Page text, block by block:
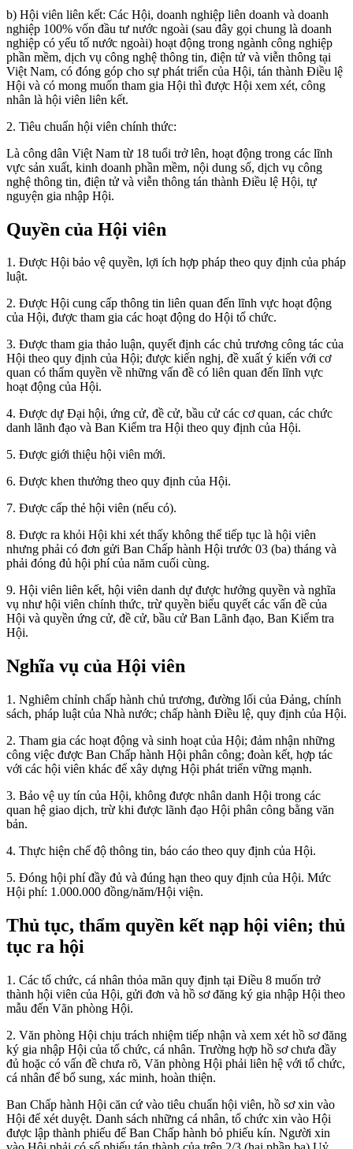
b) Hội viên liên kết: Các Hội, doanh nghiệp liên doanh và doanh
nghiệp 100% vốn đầu tư nước ngoài (sau đây gọi chung là doanh
nghiệp có yếu tố nước ngoài) hoạt động trong ngành công nghiệp
phần mềm, dịch vụ công nghệ thông tin, điện tử và viễn thông tại
Việt Nam, có đóng góp cho sự phát triển của Hội, tán thành Điều lệ
Hội và có mong muốn tham gia Hội thì được Hội xem xét, công
nhân là hội viên liên kết.
2. Tiêu chuẩn hội viên chính thức:
Là công dân Việt Nam từ 18 tuổi trở lên, hoạt động trong các lĩnh
vực sản xuất, kinh doanh phần mềm, nội dung số, dịch vụ công
nghệ thông tin, điện tử và viễn thông tán thành Điều lệ Hội, tự
nguyện gia nhập Hội.
Quyền của Hội viên
1. Được Hội bảo vệ quyền, lợi ích hợp pháp theo quy định của pháp
luật.
2. Được Hội cung cấp thông tin liên quan đến lĩnh vực hoạt động
của Hội, được tham gia các hoạt động do Hội tổ chức.
3. Được tham gia thảo luận, quyết định các chủ trương công tác của
Hội theo quy định của Hội; được kiến nghị, đề xuất ý kiến với cơ
quan có thẩm quyền về những vấn đề có liên quan đến lĩnh vực
hoạt động của Hội.
4. Được dự Đại hội, ứng cử, đề cử, bầu cử các cơ quan, các chức
danh lãnh đạo và Ban Kiểm tra Hội theo quy định của Hội.
5. Được giới thiệu hội viên mới.
6. Được khen thưởng theo quy định của Hội.
7. Được cấp thẻ hội viên (nếu có).
8. Được ra khỏi Hội khi xét thấy không thể tiếp tục là hội viên
nhưng phải có đơn gửi Ban Chấp hành Hội trước 03 (ba) tháng và
phải đóng đủ hội phí của năm cuối cùng.
9. Hội viên liên kết, hội viên danh dự được hưởng quyền và nghĩa
vụ như hội viên chính thức, trừ quyền biểu quyết các vấn đề của
Hội và quyền ứng cử, đề cử, bầu cử Ban Lãnh đạo, Ban Kiểm tra
Hội.
Nghĩa vụ của Hội viên
1. Nghiêm chỉnh chấp hành chủ trương, đường lối của Đảng, chính
sách, pháp luật của Nhà nước; chấp hành Điều lệ, quy định của Hội.
2. Tham gia các hoạt động và sinh hoạt của Hội; đảm nhận những
công việc được Ban Chấp hành Hội phân công; đoàn kết, hợp tác
với các hội viên khác để xây dựng Hội phát triển vững mạnh.
3. Bảo vệ uy tín của Hội, không được nhân danh Hội trong các
quan hệ giao dịch, trừ khi được lãnh đạo Hội phân công bằng văn
bản.
4. Thực hiện chế độ thông tin, báo cáo theo quy định của Hội.
5. Đóng hội phí đầy đủ và đúng hạn theo quy định của Hội. Mức
Hội phí: 1.000.000 đồng/năm/Hội viện.
Thủ tục, thẩm quyền kết nạp hội viên; thủ
tục ra hội
1. Các tổ chức, cá nhân thỏa mãn quy định tại Điều 8 muốn trở
thành hội viên của Hội, gửi đơn và hồ sơ đăng ký gia nhập Hội theo
mẫu đến Văn phòng Hội.
2. Văn phòng Hội chịu trách nhiệm tiếp nhận và xem xét hồ sơ đăng
ký gia nhập Hội của tổ chức, cá nhân. Trường hợp hồ sơ chưa đầy
đủ hoặc có vấn đề chưa rõ, Văn phòng Hội phải liên hệ với tổ chức,
cá nhân để bổ sung, xác minh, hoàn thiện.
Ban Chấp hành Hội căn cứ vào tiêu chuẩn hội viên, hồ sơ xin vào
Hội để xét duyệt. Danh sách những cá nhân, tổ chức xin vào Hội
được lập thành phiếu để Ban Chấp hành bỏ phiếu kín. Người xin